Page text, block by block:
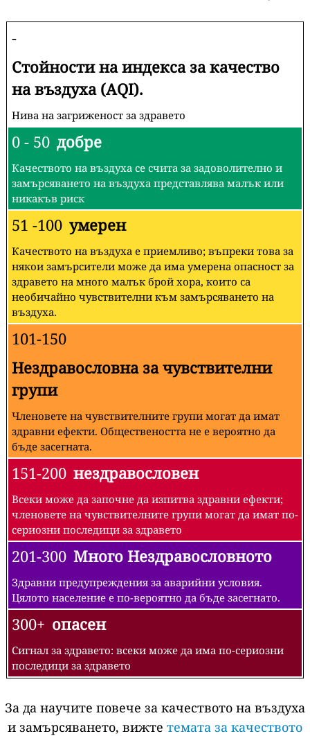
-
Стойности на индекса за качество
на въздуха (AQI).
Нива на загриженост за здравето
0 - 50 добре
Качеството на въздуха се счита за задоволително и
замърсяването на въздуха представлява малък или
никакъв риск
51 -100 умерен
Качеството на въздуха е приемливо; въпреки това за
някои замърсители може да има умерена опасност за
здравето на много малък брой хора, които са
необичайно чувствителни към замърсяването на
въздуха.
101-150
Нездравословна за чувствителни
групи
Членовете на чувствителните групи могат да имат
здравни ефекти. Обществеността не е вероятно да
бъде засегната.
151-200 нездравословен
Всеки може да започне да изпитва здравни ефекти;
членовете на чувствителните групи могат да имат по-
сериозни последици за здравето
201-300 Много Нездравословното
Здравни предупреждения за аварийни условия.
Цялото население е по-вероятно да бъде засегнато.
300+ опасен
Сигнал за здравето: всеки може да има по-сериозни
последици за здравето
За да научите повече за качеството на въздуха
и замърсяването, вижте темата за качеството